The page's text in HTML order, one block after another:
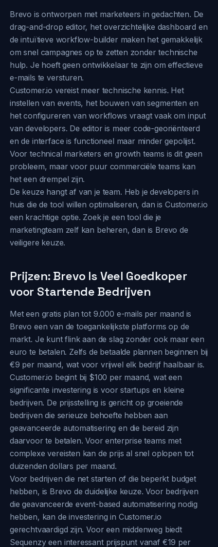
Brevo is ontworpen met marketeers in gedachten. De
drag-and-drop editor, het overzichtelijke dashboard en
de intuïtieve workflow-builder maken het gemakkelijk
om snel campagnes op te zetten zonder technische
hulp. Je hoeft geen ontwikkelaar te zijn om effectieve
e-mails te versturen.
Customer.io vereist meer technische kennis. Het
instellen van events, het bouwen van segmenten en
het configureren van workflows vraagt vaak om input
van developers. De editor is meer code-georiënteerd
en de interface is functioneel maar minder gepolijst.
Voor technical marketers en growth teams is dit geen
probleem, maar voor puur commerciële teams kan
het een drempel zijn.
De keuze hangt af van je team. Heb je developers in
huis die de tool willen optimaliseren, dan is Customer.io
een krachtige optie. Zoek je een tool die je
marketingteam zelf kan beheren, dan is Brevo de
veiligere keuze.
Prijzen: Brevo Is Veel Goedkoper
voor Startende Bedrijven
Met een gratis plan tot 9.000 e-mails per maand is
Brevo een van de toegankelijkste platforms op de
markt. Je kunt flink aan de slag zonder ook maar een
euro te betalen. Zelfs de betaalde plannen beginnen bij
€9 per maand, wat voor vrijwel elk bedrijf haalbaar is.
Customer.io begint bij $100 per maand, wat een
significante investering is voor startups en kleine
bedrijven. De prijsstelling is gericht op groeiende
bedrijven die serieuze behoefte hebben aan
geavanceerde automatisering en die bereid zijn
daarvoor te betalen. Voor enterprise teams met
complexe vereisten kan de prijs al snel oplopen tot
duizenden dollars per maand.
Voor bedrijven die net starten of die beperkt budget
hebben, is Brevo de duidelijke keuze. Voor bedrijven
die geavanceerde event-based automatisering nodig
hebben, kan de investering in Customer.io
gerechtvaardigd zijn. Voor een middenweg biedt
Sequenzy een interessant prijspunt vanaf €19 per